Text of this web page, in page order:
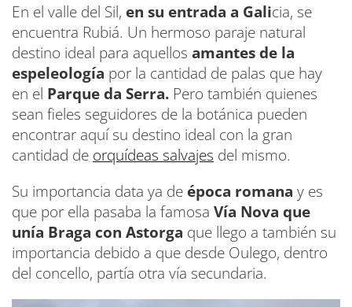
En el valle del Sil, en su entrada a Galicia, se
encuentra Rubiá. Un hermoso paraje natural
destino ideal para aquellos amantes de la
espeleología por la cantidad de palas que hay
en el Parque da Serra. Pero también quienes
sean fieles seguidores de la botánica pueden
encontrar aquí su destino ideal con la gran
cantidad de orquídeas salvajes del mismo.
Su importancia data ya de época romana y es
que por ella pasaba la famosa Vía Nova que
unía Braga con Astorga que llego a también su
importancia debido a que desde Oulego, dentro
del concello, partía otra vía secundaria.